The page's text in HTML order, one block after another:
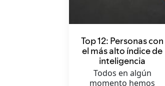
Top 12: Personas con
el más alto índice de
inteligencia
Todos en algún
momento hemos